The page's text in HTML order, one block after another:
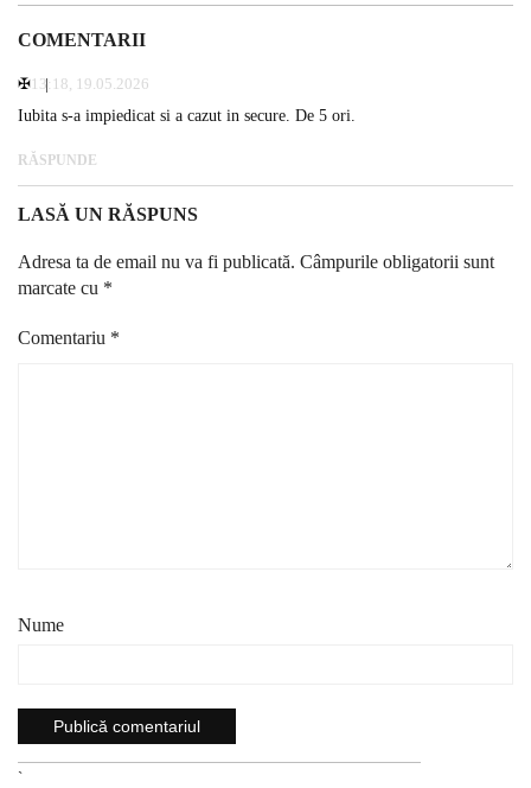
COMENTARII
✠13:18, 19.05.2026
Iubita s-a impiedicat si a cazut in secure. De 5 ori.
RĂSPUNDE
LASĂ UN RĂSPUNS
Adresa ta de email nu va fi publicată. Câmpurile obligatorii sunt
marcate cu *
Comentariu *
Nume
`